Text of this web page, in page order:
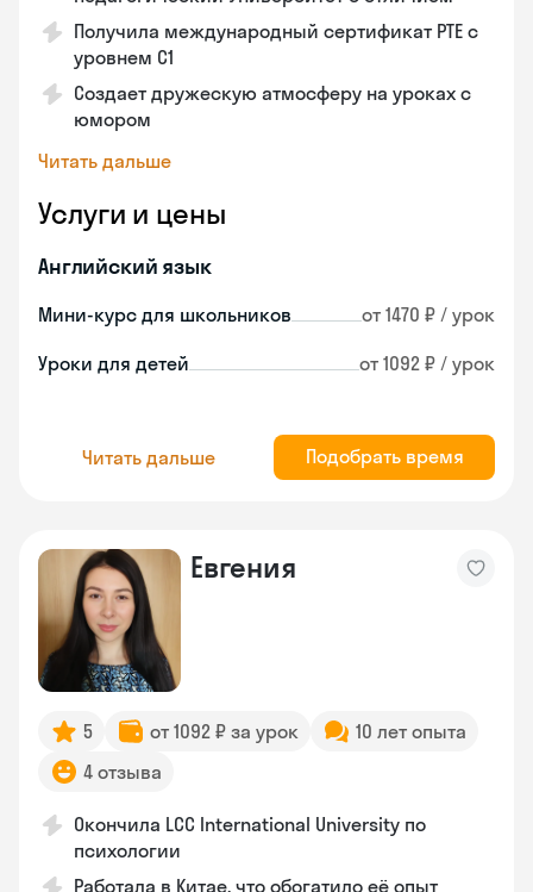
Получила международный сертификат PTE с
уровнем C1
Создает дружескую атмосферу на уроках с
юмором
Читать дальше
Услуги и цены
Английский язык
Мини-курс для школьников от 1470 ₽ / урок
Уроки для детей от 1092 ₽ / урок
Читать дальше Подобрать время
Евгения
5 от 1092 ₽ за урок
10 лет опыта
4 отзыва
Окончила LCC International University по
психологии
Работала в Китае, что обогатило её опыт